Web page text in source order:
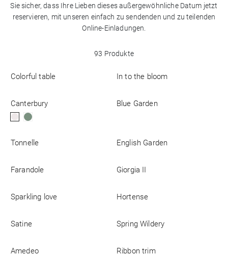
Kommunion
Geburtstag
Weihnachten
Sie sicher, dass Ihre Lieben dieses außergewöhnliche Datum jetzt
reservieren, mit unseren einfach zu sendenden und zu teilenden
Online-Einladungen.
93 Produkte
Colorful table In to the bloom
Canterbury Blue Garden
Tonnelle English Garden
Farandole Giorgia II
Sparkling love Hortense
Satine Spring Wildery
Amedeo Ribbon trim
Stile
Bild